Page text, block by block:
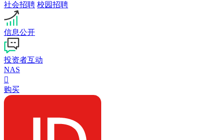
社会招聘 校园招聘
信息公开
投资者互动
NAS

购买